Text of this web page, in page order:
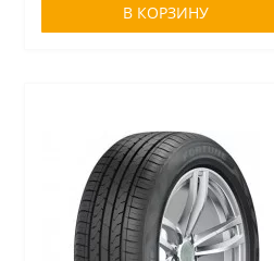
В КОРЗИНУ